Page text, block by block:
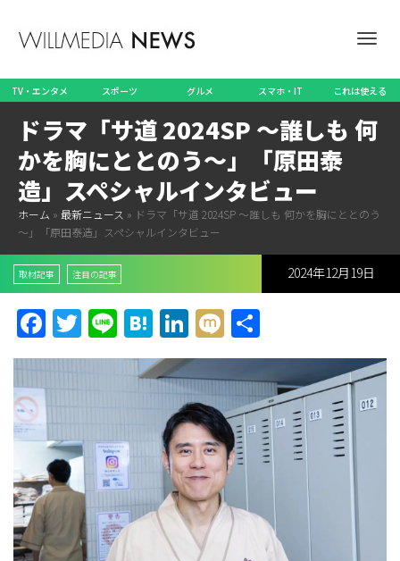
シ
TV・エンタメ スポーツ グルメ スマホ・IT これは使える
ドラマ「サ道 2024SP ～誰しも 何
かを胸にととのう～」「原田泰
造」スペシャルインタビュー
ホーム » 最新ニュース » ドラマ「サ道 2024SP ～誰しも 何かを胸にととのう
～」「原田泰造」スペシャルインタビュー
取材記事 注目の記事 2024年12月19日
Facebook
Twitter
LineHatena
LinkedIn
Mixi
有